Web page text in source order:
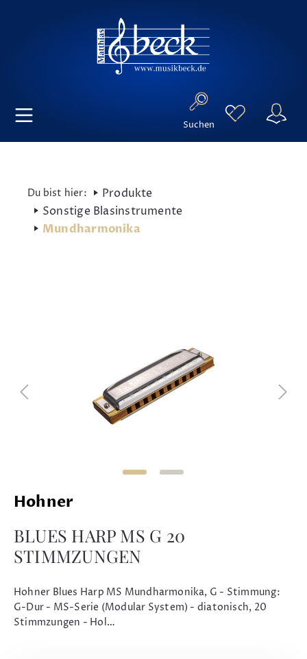
Suchen
Produkte
Sonstige Blasinstrumente
Mundharmonika
Hohner
BLUES HARP MS G 20
STIMMZUNGEN
Hohner Blues Harp MS Mundharmonika, G - Stimmung:
G-Dur - MS-Serie (Modular System) - diatonisch, 20
Stimmzungen - Hol…